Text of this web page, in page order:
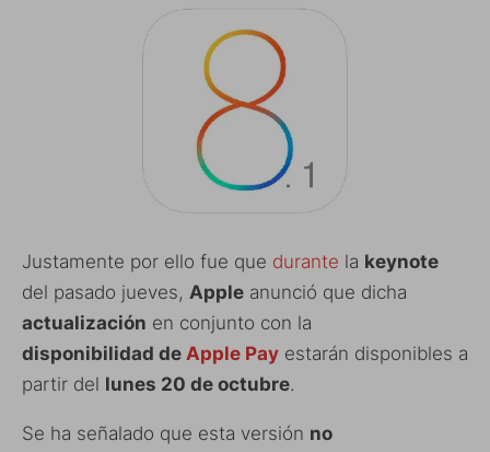
Justamente por ello fue que durante la keynote
del pasado jueves, Apple anunció que dicha
actualización en conjunto con la
disponibilidad de Apple Pay estarán disponibles a
partir del lunes 20 de octubre.
Se ha señalado que esta versión no